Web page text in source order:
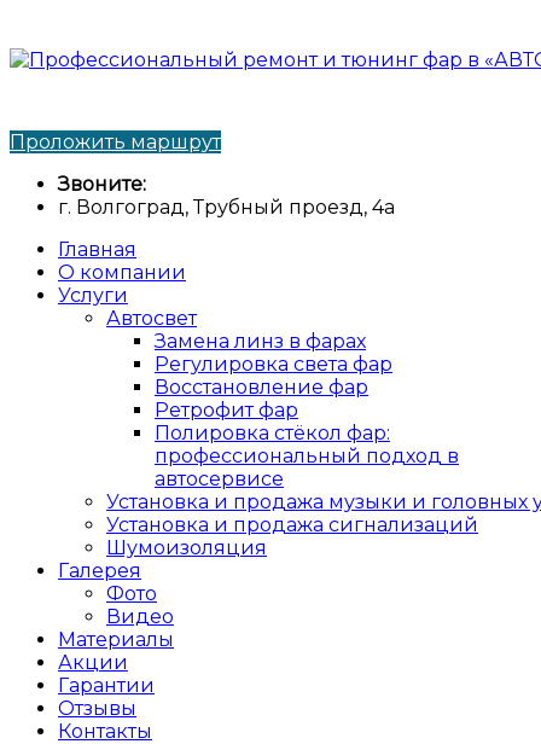
Проложить маршрут
Звоните:
г. Волгоград, Трубный проезд, 4а
Главная
О компании
Услуги
Автосвет
Замена линз в фарах
Регулировка света фар
Восстановление фар
Ретрофит фар
Полировка стёкол фар:
профессиональный подход в
автосервисе
Установка и продажа музыки и головных
Установка и продажа сигнализаций
Шумоизоляция
Галерея
Фото
Видео
Материалы
Акции
Гарантии
Отзывы
Контакты